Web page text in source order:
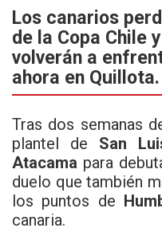
ce
b
o
o
k
tt
er
at
s
A
p
p
Los canarios
de la Copa Chile
volverán a
ahora en Quillota.
Tras dos semanas
plantel de San
Atacama para
duelo que también
los puntos de
canaria.